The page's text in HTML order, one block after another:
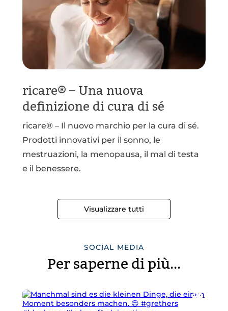
ricare® – Una nuova
definizione di cura di sé
ricare® – Il nuovo marchio per la cura di sé.
Prodotti innovativi per il sonno, le
mestruazioni, la menopausa, il mal di testa
e il benessere.
Visualizzare tutti
SOCIAL MEDIA
Per saperne di più...